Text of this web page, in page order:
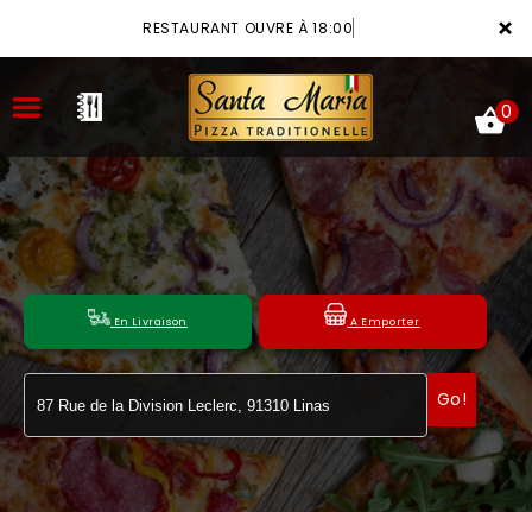
×
RESTAURANT OUVRE À 18:00
ACCUEIL
LA CARTE
VOTRE COMPTE
NOTRE RESTAURANT
VOS AVIS
0
En Livraison A Emporter
Go!